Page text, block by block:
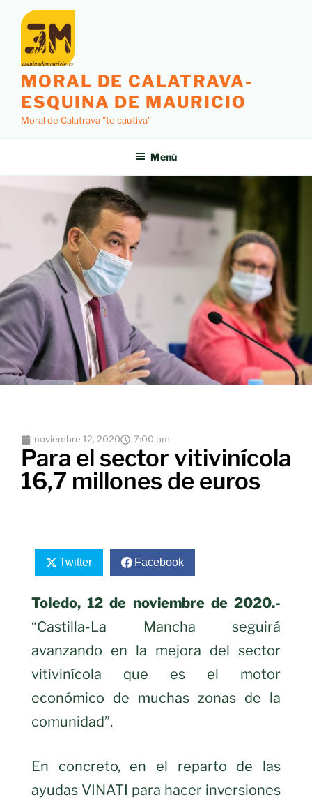
MORAL DE CALATRAVA-
ESQUINA DE MAURICIO
Moral de Calatrava "te cautiva"
Menú
noviembre 12, 2020 7:00 pm
Para el sector vitivinícola
16,7 millones de euros
Twitter Facebook
Toledo, 12 de noviembre de 2020.-
“Castilla-La Mancha seguirá
avanzando en la mejora del sector
vitivinícola que es el motor
económico de muchas zonas de la
comunidad”.
En concreto, en el reparto de las
ayudas VINATI para hacer inversiones